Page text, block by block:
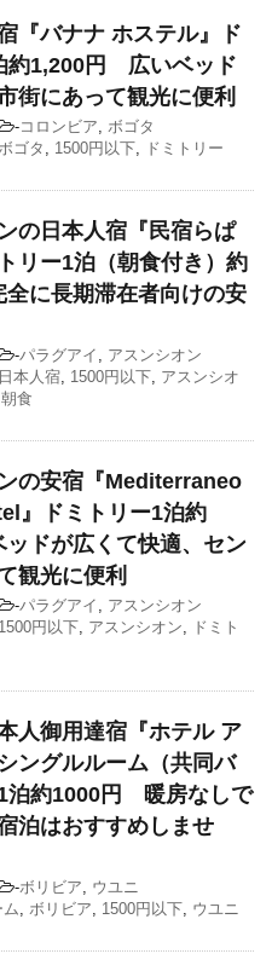
『バナナ ホステル』ド
約1,200円 広いベッド
街にあって観光に便利
-コロンビア
ボゴタ
ボゴタ 1500円以下 ドミトリー
の日本人宿『民宿らぱ
リー1泊（朝食付き）約
に長期滞在者向けの安
-パラグアイ
アスンシオン
日本人宿 1500円以下 アスンシオ
朝食
の安宿『Mediterraneo
』ドミトリー1泊約
ドが広くて快適、セン
観光に便利
-パラグアイ
アスンシオン
1500円以下 アスンシオン
ドミト
人御用達宿『ホテル ア
ングルルーム（共同バ
泊約1000円 暖房なしで
泊はおすすめしませ
-ボリビア
ウユニ
ボリビア 1500円以下 ウユニ